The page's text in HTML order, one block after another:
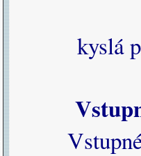
kyslá